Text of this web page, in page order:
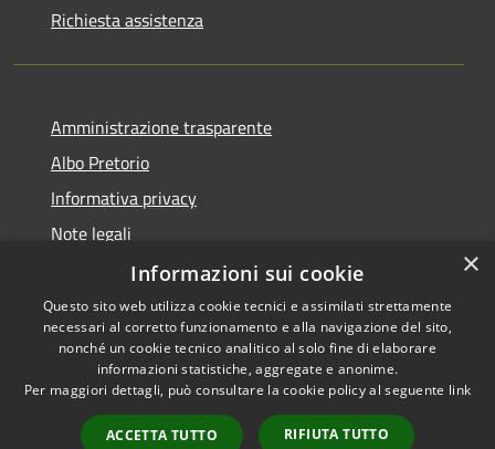
Richiesta assistenza
Amministrazione trasparente
Albo Pretorio
Informativa privacy
Note legali
Dichiarazione di accessibilità
RSS
Accessibilità
Copyright © 2026 • Comune di
Municipium•
Accesso
×
Informazioni sui cookie
Questo sito web utilizza cookie tecnici e assimilati strettamente
necessari al corretto funzionamento e alla navigazione del sito,
nonché un cookie tecnico analitico al solo fine di elaborare
informazioni statistiche, aggregate e anonime.
Per maggiori dettagli, può consultare la cookie policy al seguente link
ACCETTA TUTTO RIFIUTA TUTTO